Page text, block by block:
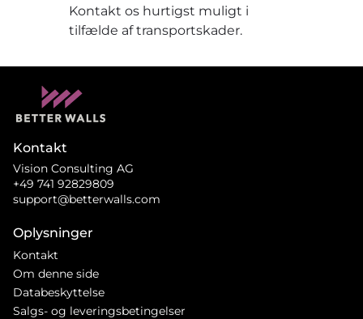
Kontakt os hurtigst muligt i
tilfælde af transportskader.
Kontakt
Vision Consulting AG
+49 741 92829809
support@betterwalls.com
Oplysninger
Kontakt
Om denne side
Databeskyttelse
Salgs- og leveringsbetingelser